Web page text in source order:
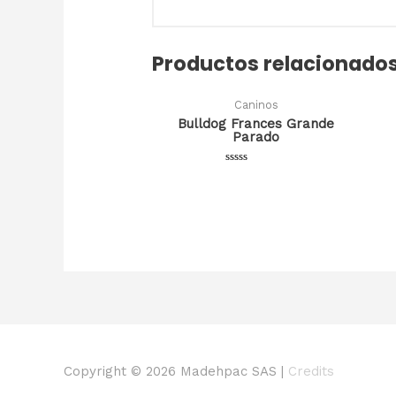
Productos
Caninos
Bulldog Frances Grande
Parado
Copyright © 2026 Madehpac SAS Credits